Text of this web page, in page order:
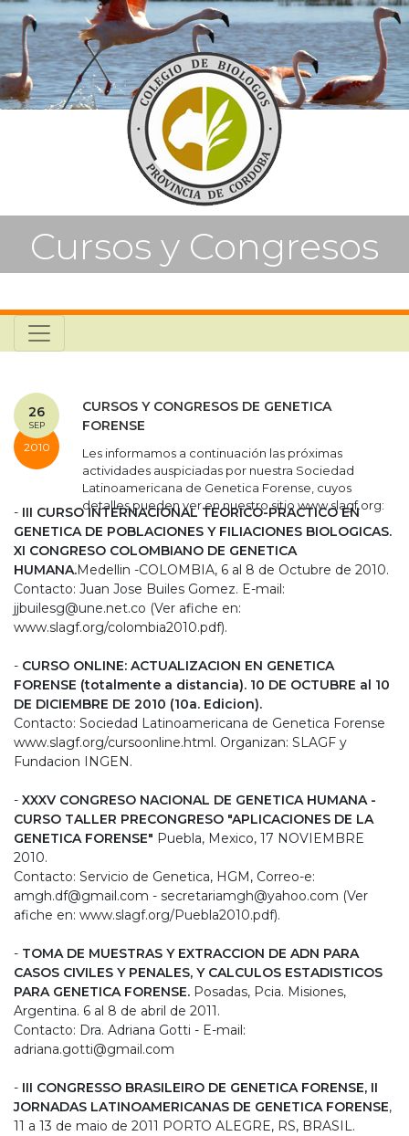
Cursos y Congresos
26
SEP
2010
CURSOS Y CONGRESOS DE GENETICA
FORENSE
Les informamos a continuación las próximas
actividades auspiciadas por nuestra Sociedad
Latinoamericana de Genetica Forense, cuyos
detalles pueden ver en nuestro sitio www.slagf.org:
- III CURSO INTERNACIONAL TEORICO-PRACTICO EN
GENETICA DE POBLACIONES Y FILIACIONES BIOLOGICAS.
XI CONGRESO COLOMBIANO DE GENETICA
HUMANA.Medellin -COLOMBIA, 6 al 8 de Octubre de 2010.
Contacto: Juan Jose Builes Gomez. E-mail:
jjbuilesg@une.net.co (Ver afiche en:
www.slagf.org/colombia2010.pdf).
- CURSO ONLINE: ACTUALIZACION EN GENETICA
FORENSE (totalmente a distancia). 10 DE OCTUBRE al 10
DE DICIEMBRE DE 2010 (10a. Edicion).
Contacto: Sociedad Latinoamericana de Genetica Forense
www.slagf.org/cursoonline.html. Organizan: SLAGF y
Fundacion INGEN.
- XXXV CONGRESO NACIONAL DE GENETICA HUMANA -
CURSO TALLER PRECONGRESO "APLICACIONES DE LA
GENETICA FORENSE" Puebla, Mexico, 17 NOVIEMBRE
2010.
Contacto: Servicio de Genetica, HGM, Correo-e:
amgh.df@gmail.com - secretariamgh@yahoo.com (Ver
afiche en: www.slagf.org/Puebla2010.pdf).
- TOMA DE MUESTRAS Y EXTRACCION DE ADN PARA
CASOS CIVILES Y PENALES, Y CALCULOS ESTADISTICOS
PARA GENETICA FORENSE. Posadas, Pcia. Misiones,
Argentina. 6 al 8 de abril de 2011.
Contacto: Dra. Adriana Gotti - E-mail:
adriana.gotti@gmail.com
- III CONGRESSO BRASILEIRO DE GENETICA FORENSE, II
JORNADAS LATINOAMERICANAS DE GENETICA FORENSE,
11 a 13 de maio de 2011 PORTO ALEGRE, RS, BRASIL.